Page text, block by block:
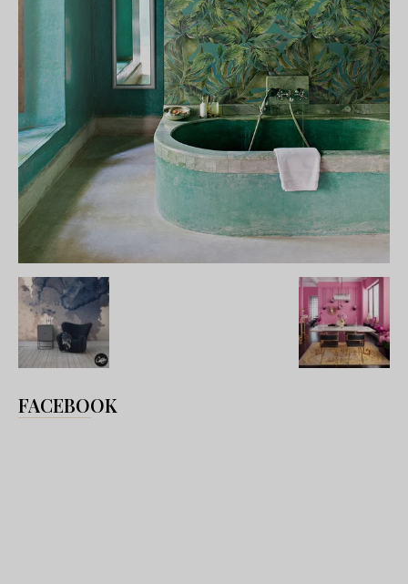
FACEBOOK